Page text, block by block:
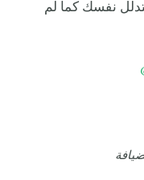
نفسك كما لم